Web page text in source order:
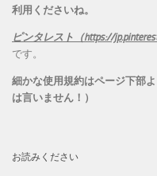
利用くださいね。
ピンタレスト（https://
です。
細かな使用規約はページ下部
は言いません！）
お読みください